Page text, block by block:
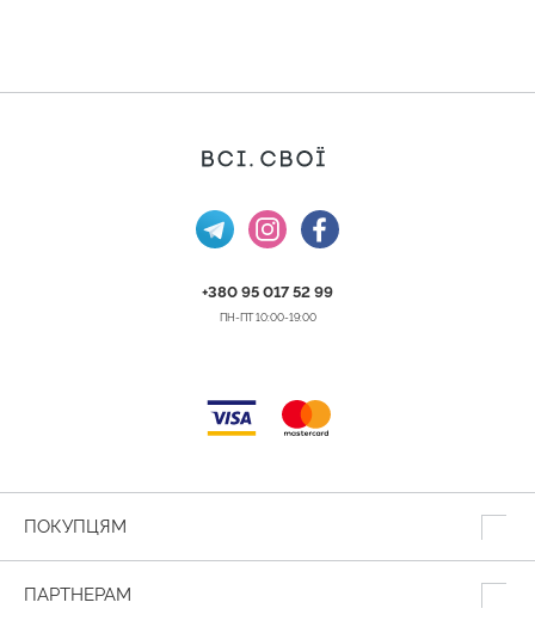
+380 95 017 52 99
ПН-ПТ 10:00-19:00
ПОКУПЦЯМ
ПАРТНЕРАМ